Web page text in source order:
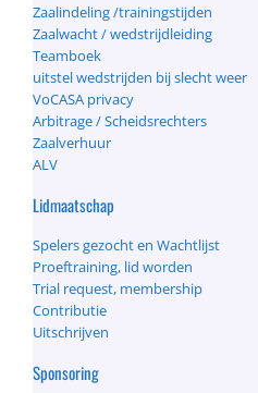
Zaalindeling /trainingstijden
Zaalwacht / wedstrijdleiding
Teamboek
uitstel wedstrijden bij slecht weer
VoCASA privacy
Arbitrage / Scheidsrechters
Zaalverhuur
ALV
Lidmaatschap
Spelers gezocht en Wachtlijst
Proeftraining, lid worden
Trial request, membership
Contributie
Uitschrijven
Sponsoring